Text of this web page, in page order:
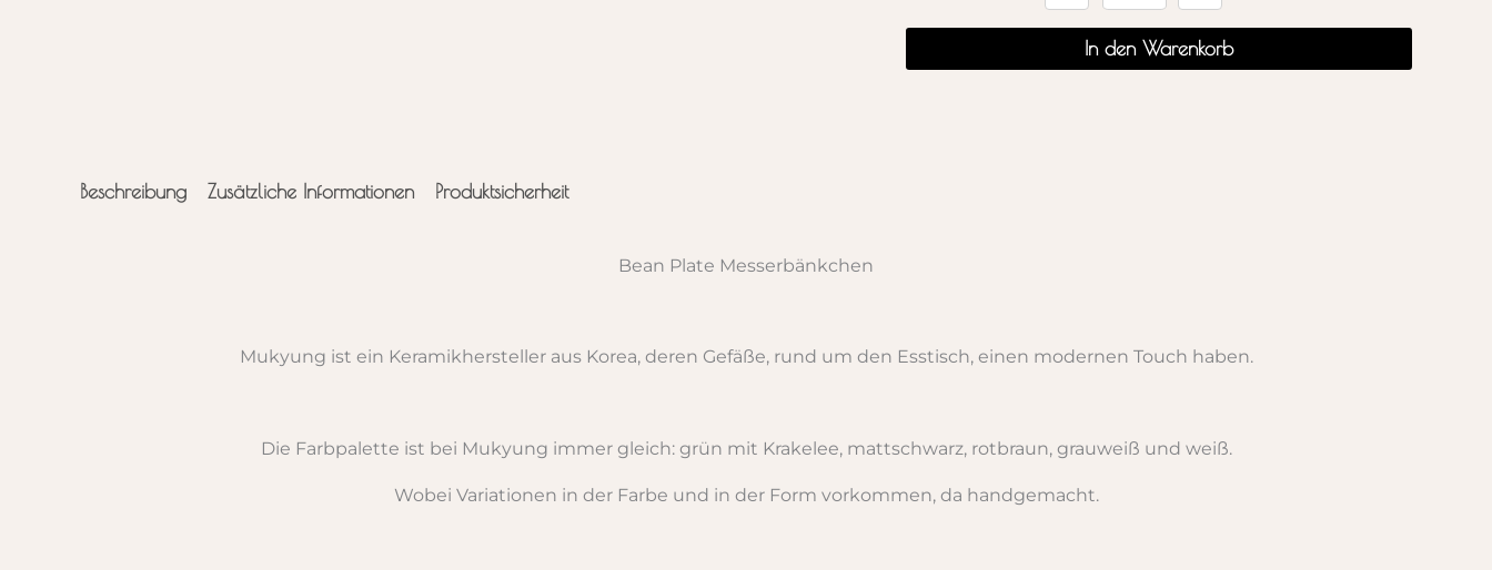
In den Warenkorb
Beschreibung Zusätzliche Informationen Produktsicherheit
Bean Plate Messerbänkchen
Mukyung ist ein Keramikhersteller aus Korea, deren Gefäße, rund um den Esstisch, einen modernen Touch haben.
Die Farbpalette ist bei Mukyung immer gleich: grün mit Krakelee, mattschwarz, rotbraun, grauweiß und weiß.
Wobei Variationen in der Farbe und in der Form vorkommen, da handgemacht.